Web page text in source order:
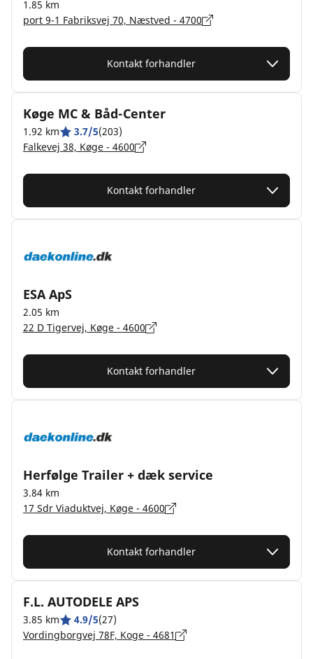
1.85 km
port 9-1 Fabriksvej 70, Næstved - 4700
Kontakt forhandler
Køge MC & Båd-Center
1.92 km 3.7/5(203)
Falkevej 38, Køge - 4600
Kontakt forhandler
ESA ApS
2.05 km
22 D Tigervej, Køge - 4600
Kontakt forhandler
Herfølge Trailer + dæk service
3.84 km
17 Sdr Viaduktvej, Køge - 4600
Kontakt forhandler
F.L. AUTODELE APS
3.85 km 4.9/5(27)
Vordingborgvej 78F, Koge - 4681